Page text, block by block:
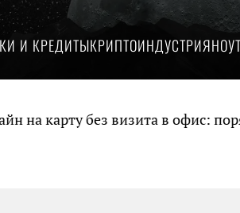
И КРЕДИТЫКРИПТОИНДУСТРИЯ
карту без визита в офис: